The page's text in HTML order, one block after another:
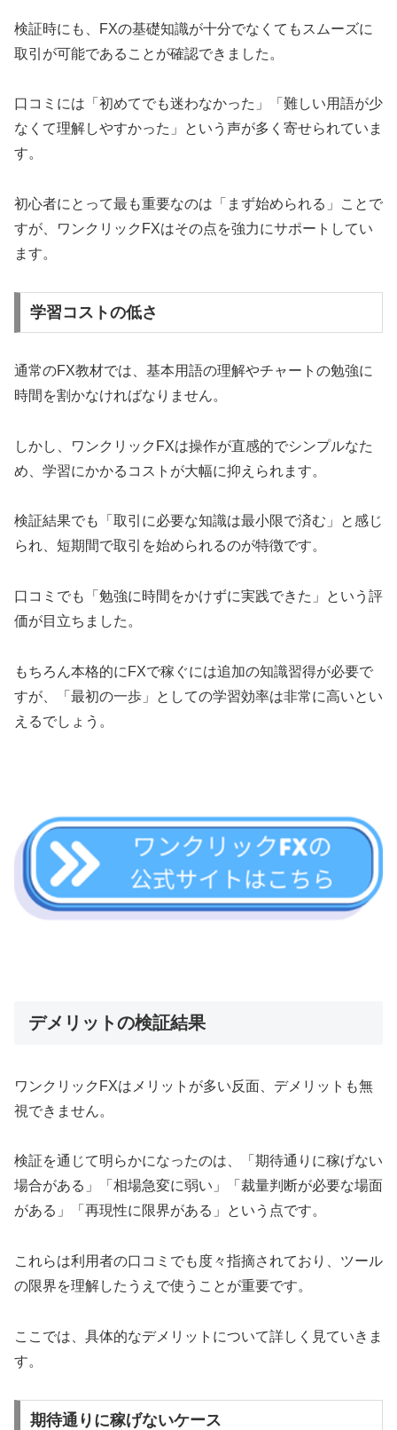
検証時にも、FXの基礎知識が十分でなくてもスムーズに
取引が可能であることが確認できました。
口コミには「初めてでも迷わなかった」「難しい用語が少
なくて理解しやすかった」という声が多く寄せられていま
す。
初心者にとって最も重要なのは「まず始められる」ことで
すが、ワンクリックFXはその点を強力にサポートしてい
ます。
学習コストの低さ
通常のFX教材では、基本用語の理解やチャートの勉強に
時間を割かなければなりません。
しかし、ワンクリックFXは操作が直感的でシンプルなた
め、学習にかかるコストが大幅に抑えられます。
検証結果でも「取引に必要な知識は最小限で済む」と感じ
られ、短期間で取引を始められるのが特徴です。
口コミでも「勉強に時間をかけずに実践できた」という評
価が目立ちました。
もちろん本格的にFXで稼ぐには追加の知識習得が必要で
すが、「最初の一歩」としての学習効率は非常に高いとい
えるでしょう。
デメリットの検証結果
ワンクリックFXはメリットが多い反面、デメリットも無
視できません。
検証を通じて明らかになったのは、「期待通りに稼げない
場合がある」「相場急変に弱い」「裁量判断が必要な場面
がある」「再現性に限界がある」という点です。
これらは利用者の口コミでも度々指摘されており、ツール
の限界を理解したうえで使うことが重要です。
ここでは、具体的なデメリットについて詳しく見ていきま
す。
期待通りに稼げないケース